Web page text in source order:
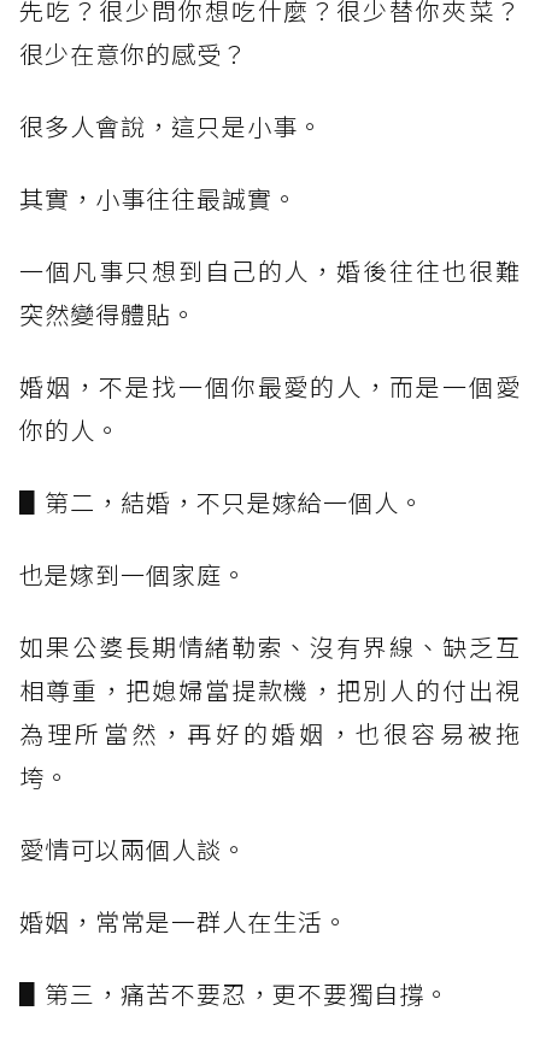
先吃？很少問你想吃什麼？很少替你夾菜？
很少在意你的感受？
很多人會說，這只是小事。
其實，小事往往最誠實。
一個凡事只想到自己的人，婚後往往也很難
突然變得體貼。
婚姻，不是找一個你最愛的人，而是一個愛
你的人。
▋第二，結婚，不只是嫁給一個人。
也是嫁到一個家庭。
如果公婆長期情緒勒索、沒有界線、缺乏互
相尊重，把媳婦當提款機，把別人的付出視
為理所當然，再好的婚姻，也很容易被拖
垮。
愛情可以兩個人談。
婚姻，常常是一群人在生活。
▋第三，痛苦不要忍，更不要獨自撐。